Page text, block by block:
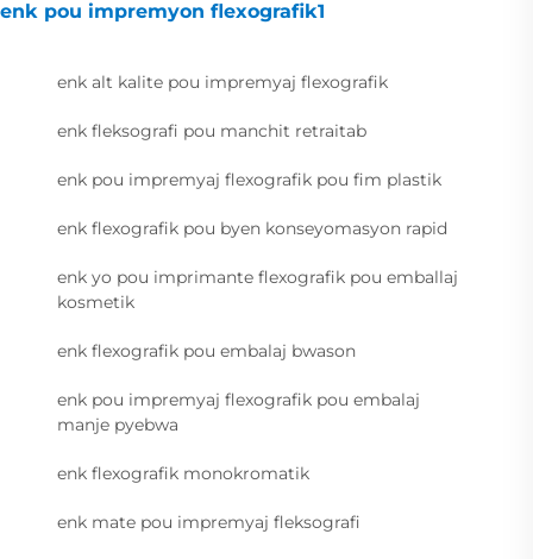
enk pou impremyon flexografik1
enk alt kalite pou impremyaj flexografik
enk fleksografi pou manchit retraitab
enk pou impremyaj flexografik pou fim plastik
enk flexografik pou byen konseyomasyon rapid
enk yo pou imprimante flexografik pou emballaj
kosmetik
enk flexografik pou embalaj bwason
enk pou impremyaj flexografik pou embalaj
manje pyebwa
enk flexografik monokromatik
enk mate pou impremyaj fleksografi